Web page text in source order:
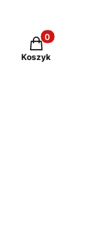
Produkty w
Koszyk